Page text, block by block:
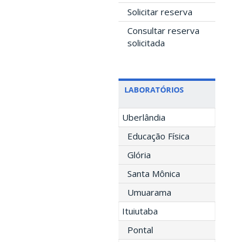
Solicitar reserva
Consultar reserva
solicitada
LABORATÓRIOS
Uberlândia
Educação Física
Glória
Santa Mônica
Umuarama
Ituiutaba
Pontal